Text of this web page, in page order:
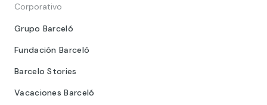
Corporativo
Grupo Barceló
Fundación Barceló
Barcelo Stories
Vacaciones Barceló